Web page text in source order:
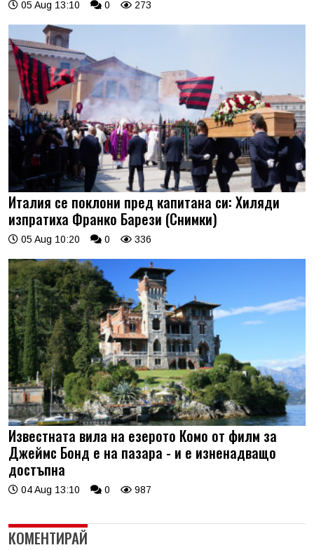
05 Aug 13:10 0 273
Италия се поклони пред капитана си: Хиляди
изпратиха Франко Барези (Снимки)
05 Aug 10:20 0 336
Известната вила на езерото Комо от филм за
Джеймс Бонд е на пазара - и е изненадващо
достъпна
04 Aug 13:10 0 987
КОМЕНТИРАЙ